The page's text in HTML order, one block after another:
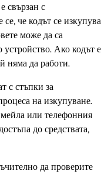
свързан с
че кодът се изкупува
може да са
Ако кодът е
няма да работи.
с стъпки за
на изкупуване.
или телефонния
до средствата,
да проверите